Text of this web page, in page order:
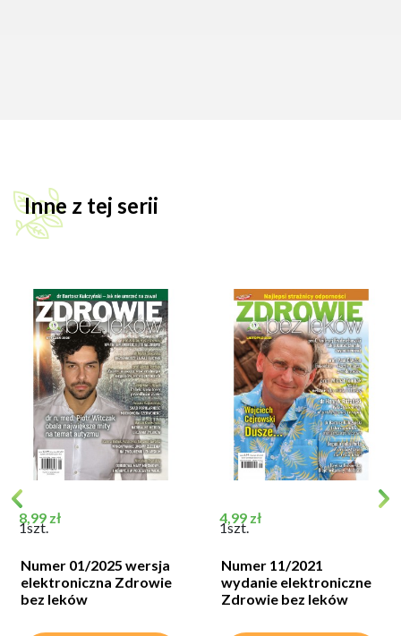
Inne z tej serii
Cena
8,99 zł
1szt.
Numer 01/2025 wersja
elektroniczna Zdrowie
bez leków
Cena
4,99 zł
1szt.
Numer 11/2021
wydanie elektroniczne
Zdrowie bez leków